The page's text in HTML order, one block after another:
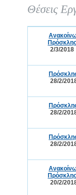
Θέσεις
2/3/2018
28/2/
28/2/
28/2/
20/2/